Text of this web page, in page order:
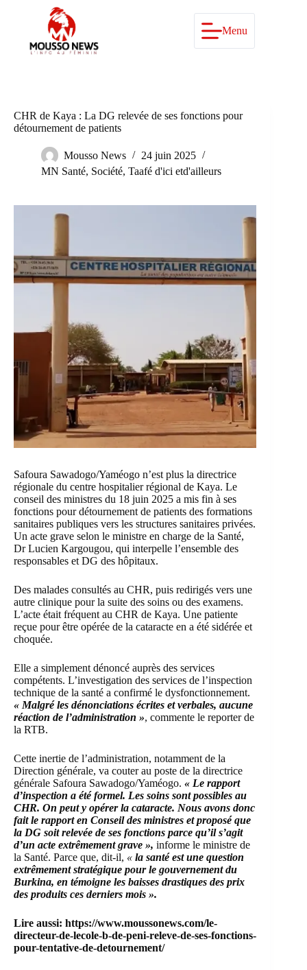
Menu
CHR de Kaya : La DG relevée de ses fonctions pour
détournement de patients
Mousso News
24 juin 2025
MN Santé, Société, Taafé d'ici etd'ailleurs
Safoura Sawadogo/Yaméogo n’est plus la directrice
régionale du centre hospitalier régional de Kaya. Le
conseil des ministres du 18 juin 2025 a mis fin à ses
fonctions pour détournement de patients des formations
sanitaires publiques vers les structures sanitaires privées.
Un acte grave selon le ministre en charge de la Santé,
Dr Lucien Kargougou, qui interpelle l’ensemble des
responsables et DG des hôpitaux.
Des malades consultés au CHR, puis redirigés vers une
autre clinique pour la suite des soins ou des examens.
L’acte était fréquent au CHR de Kaya. Une patiente
reçue pour être opérée de la cataracte en a été sidérée et
choquée.
Elle a simplement dénoncé auprès des services
compétents. L’investigation des services de l’inspection
technique de la santé a confirmé le dysfonctionnement.
« Malgré les dénonciations écrites et verbales, aucune
réaction de l’administration », commente le reporter de
la RTB.
Cette inertie de l’administration, notamment de la
Direction générale, va couter au poste de la directrice
générale Safoura Sawadogo/Yaméogo. « Le rapport
d’inspection a été formel. Les soins sont possibles au
CHR. On peut y opérer la cataracte. Nous avons donc
fait le rapport en Conseil des ministres et proposé que
la DG soit relevée de ses fonctions parce qu’il s’agit
d’un acte extrêmement grave », informe le ministre de
la Santé. Parce que, dit-il, « la santé est une question
extrêmement stratégique pour le gouvernement du
Burkina, en témoigne les baisses drastiques des prix
des produits ces derniers mois ».
Lire aussi: https://www.moussonews.com/le-
directeur-de-lecole-b-de-peni-releve-de-ses-fonctions-
pour-tentative-de-detournement/